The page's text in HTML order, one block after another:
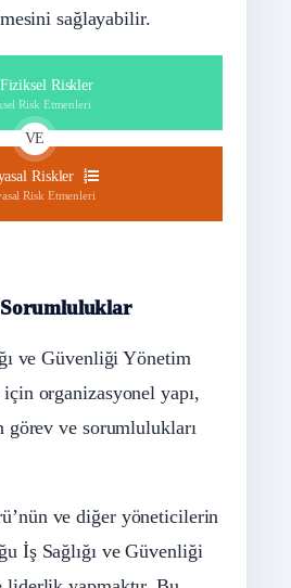
sağlayabilir.
Fiziksel Riskler
Risk Etmenleri
VE
Riskler
Risk Etmenleri
Sorumluluklar
ve Güvenliği Yönetim
organizasyonel yapı,
görev ve sorumlulukları
ve diğer yöneticilerin
İş Sağlığı ve Güvenliği